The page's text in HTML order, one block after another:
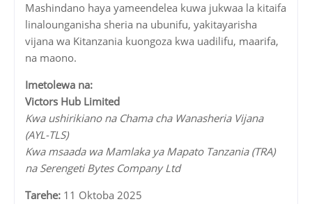
Mashindano haya yameendelea kuwa jukwaa la kitaifa
linalounganisha sheria na ubunifu, yakitayarisha
vijana wa Kitanzania kuongoza kwa uadilifu, maarifa,
na maono.
Imetolewa na:
Victors Hub Limited
Kwa ushirikiano na Chama cha Wanasheria Vijana
(AYL-TLS)
Kwa msaada wa Mamlaka ya Mapato Tanzania (TRA)
na Serengeti Bytes Company Ltd
Tarehe: 11 Oktoba 2025